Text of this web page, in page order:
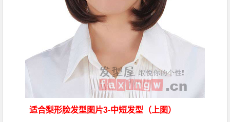
适合梨形脸发型图片3-中短发型（上图）